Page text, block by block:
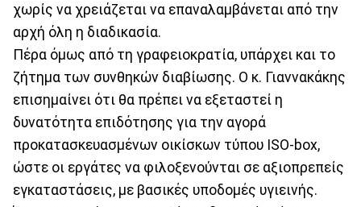
χωρίς να χρειάζεται να επαναλαμβάνεται από την
αρχή όλη η διαδικασία.
Πέρα όμως από τη γραφειοκρατία, υπάρχει και το
ζήτημα των συνθηκών διαβίωσης. Ο κ. Γιαννακάκης
επισημαίνει ότι θα πρέπει να εξεταστεί η
δυνατότητα επιδότησης για την αγορά
προκατασκευασμένων οικίσκων τύπου ISO-box,
ώστε οι εργάτες να φιλοξενούνται σε αξιοπρεπείς
εγκαταστάσεις, με βασικές υποδομές υγιεινής.